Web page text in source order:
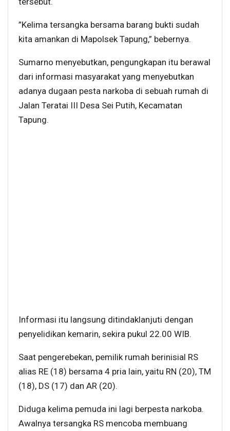
”Kelima tersangka bersama barang bukti sudah
kita amankan di Mapolsek Tapung,” bebernya.
Sumarno menyebutkan, pengungkapan itu berawal
dari informasi masyarakat yang menyebutkan
adanya dugaan pesta narkoba di sebuah rumah di
Jalan Teratai III Desa Sei Putih, Kecamatan
Tapung.
Informasi itu langsung ditindaklanjuti dengan
penyelidikan kemarin, sekira pukul 22.00 WIB.
Saat pengerebekan, pemilik rumah berinisial RS
alias RE (18) bersama 4 pria lain, yaitu RN (20), TM
(18), DS (17) dan AR (20).
Diduga kelima pemuda ini lagi berpesta narkoba.
Awalnya tersangka RS mencoba membuang